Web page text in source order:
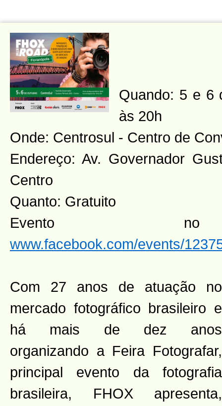
Quando: 5 e 6
às 20h
Onde: Centrosul - Centro de
Endereço: Av. Governador
Centro
Quanto: Gratuito
Evento
www.facebook.com/events/
Com 27 anos de atuação no
mercado fotográfico brasileiro e
há mais de dez anos
organizando a Feira Fotografar,
principal evento da fotografia
brasileira, FHOX apresenta,